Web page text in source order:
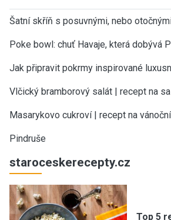
Šatní skříň s posuvnými, nebo
Poke bowl: chuť Havaje, která dobývá
Jak připravit pokrmy inspirované
Vlčický bramborový salát | recept na
Masarykovo cukroví | recept na
Pindruše
staroceskerecepty.cz
Top 5